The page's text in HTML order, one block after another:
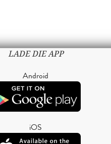
LADE DIE APP
Android
iOS